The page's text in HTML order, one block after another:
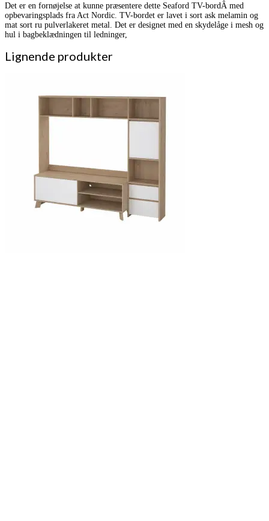
Det er en fornøjelse at kunne præsentere dette Seaford TV-bordÂ med
opbevaringsplads fra Act Nordic. TV-bordet er lavet i sort ask melamin og
mat sort ru pulverlakeret metal. Det er designet med en skydelåge i mesh og
hul i bagbeklædningen til ledninger,
Lignende produkter